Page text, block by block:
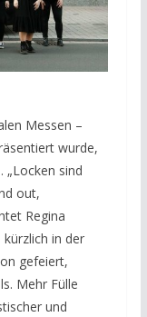
Messen –
wurde,
„Locken sind
out,
Regina
kürzlich in der
gefeiert,
Mehr Fülle
und